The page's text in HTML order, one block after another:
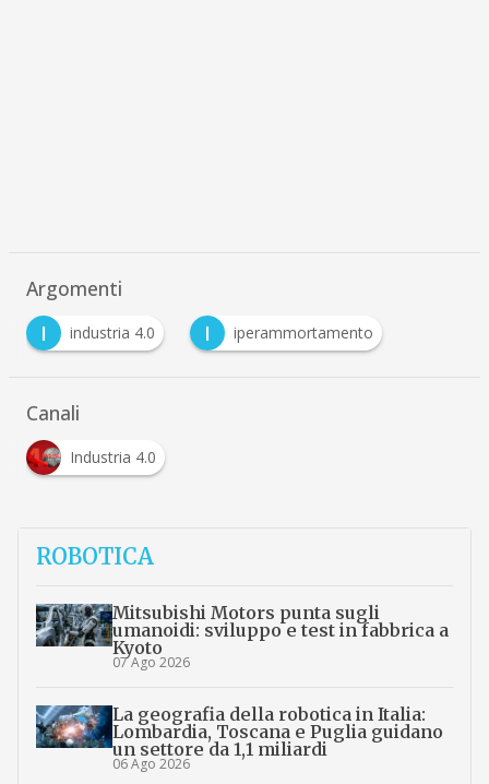
Argomenti
I
industria 4.0 I iperammortamento
Canali
Industria 4.0
ROBOTICA
Mitsubishi Motors punta sugli
umanoidi: sviluppo e test in fabbrica a
Kyoto
07 Ago 2026
La geografia della robotica in Italia:
Lombardia, Toscana e Puglia guidano
un settore da 1,1 miliardi
06 Ago 2026